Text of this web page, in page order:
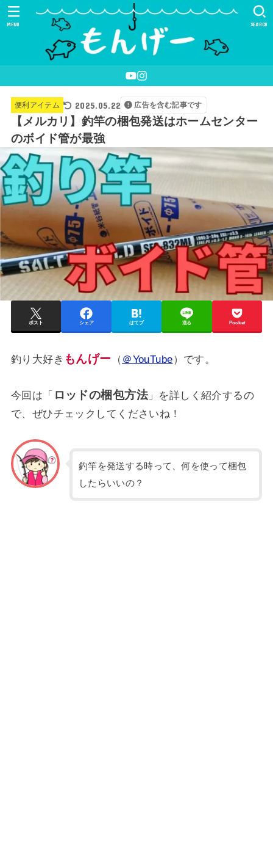
SEARCH
MENU
便利アイテム 2025.05.22 広告を含む記事です
【メルカリ】釣竿の梱包発送はホームセンター
のボイド管が最強
ポスト シェア はてブ 送る Pocket
釣り大好き もんげー （ ＠YouTube）です。
今回は「 ロッドの梱包方法」を詳しく紹介するの
で、ぜひチェックしてくださいね！
釣竿を発送する時って、何を使って梱包
したらいいの？